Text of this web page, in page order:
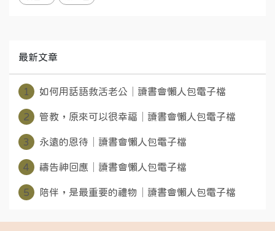
最新文章
1 如何用話語救活老公│讀書會懶人包電子檔
2 管教，原來可以很幸福│讀書會懶人包電子檔
3 永遠的恩待│讀書會懶人包電子檔
4 禱告神回應│讀書會懶人包電子檔
5 陪伴，是最重要的禮物│讀書會懶人包電子檔